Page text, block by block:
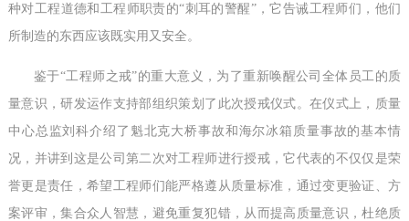
种对工程道德和工程师职责的“刺耳的警醒”，它告诫工程师们，他们
所制造的东西应该既实用又安全。
鉴于“工程师之戒”的重大意义，为了重新唤醒公司全体员工的质
量意识，研发运作支持部组织策划了此次授戒仪式。在仪式上，质量
中心总监刘科介绍了魁北克大桥事故和海尔冰箱质量事故的基本情
况，并讲到这是公司第二次对工程师进行授戒，它代表的不仅仅是荣
誉更是责任，希望工程师们能严格遵从质量标准，通过变更验证、方
案评审，集合众人智慧，避免重复犯错，从而提高质量意识，杜绝质